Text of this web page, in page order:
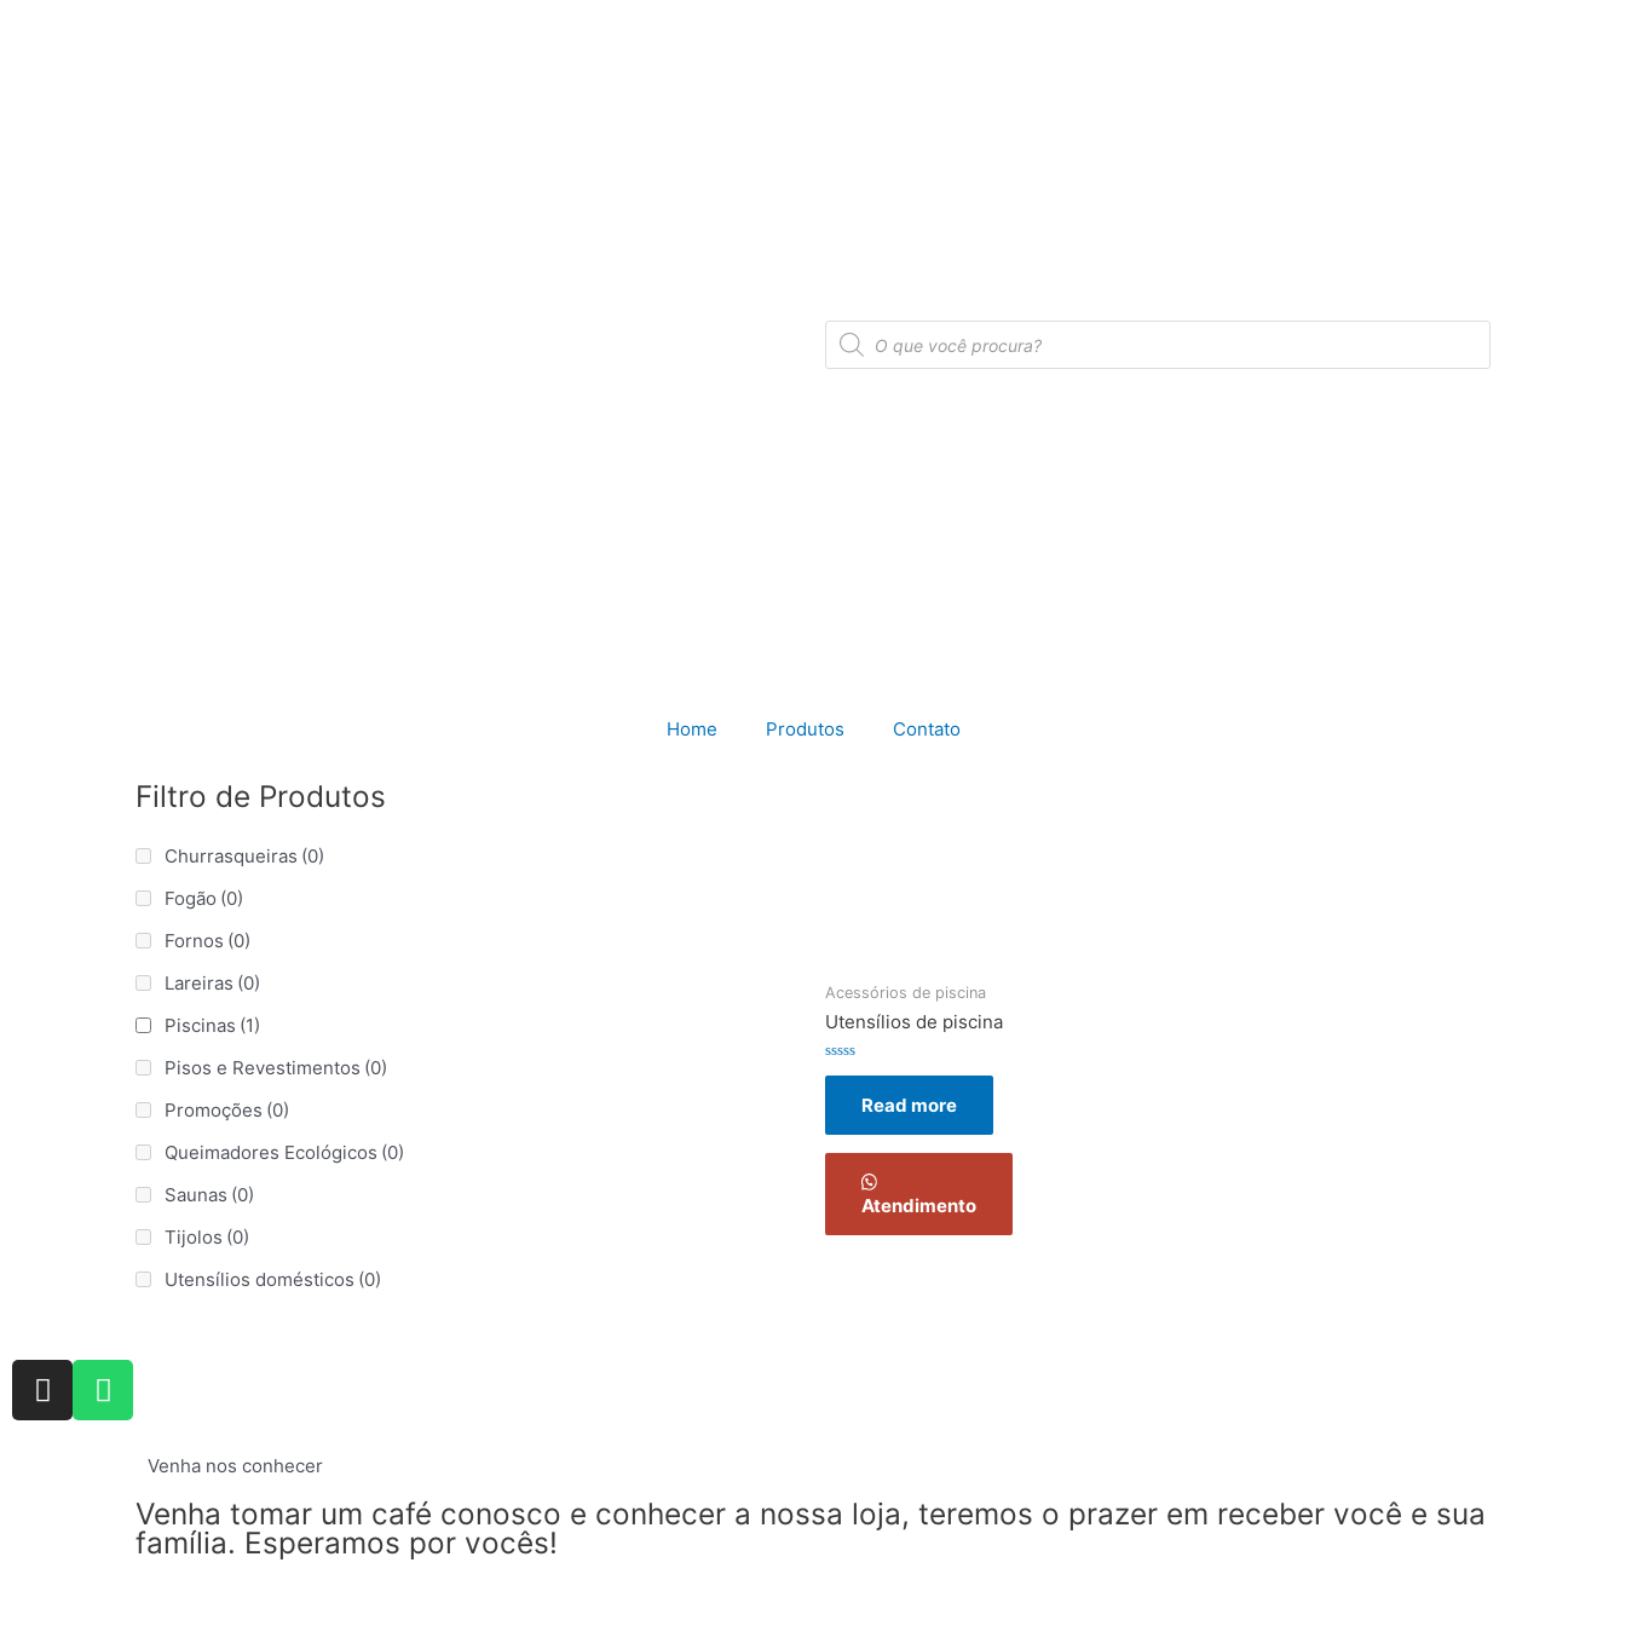
Home Produtos Contato
Filtro de Produtos
Churrasqueiras (0)
Fogão (0)
Fornos (0)
Lareiras (0)
Piscinas (1)
Pisos e Revestimentos (0)
Promoções (0)
Queimadores Ecológicos (0)
Saunas (0)
Tijolos (0)
Utensílios domésticos (0)
Acessórios de piscina
Utensílios de piscina
Rated
5
Read more
Atendimento
Venha nos conhecer
Venha tomar um café conosco e conhecer a nossa loja, teremos o prazer em receber você e sua
família. Esperamos por vocês!